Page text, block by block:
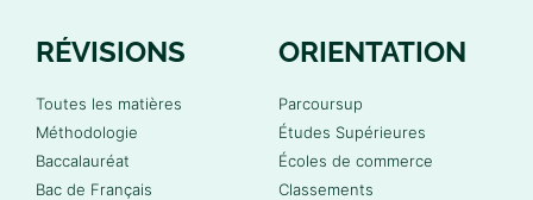
RÉVISIONS
Toutes les matières
Méthodologie
Baccalauréat
Bac de Français
ORIENTATION
Parcoursup
Études Supérieures
Écoles de commerce
Classements